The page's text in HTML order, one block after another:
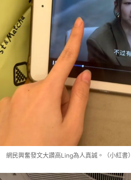
網民興奮發文大讚高Ling為人真誠。（小紅書）